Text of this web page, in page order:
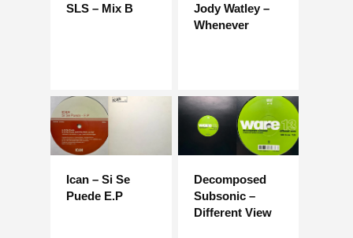
SLS – Mix B
Jody Watley –
Whenever
Ican – Si Se
Puede E.P
Decomposed
Subsonic –
Different View